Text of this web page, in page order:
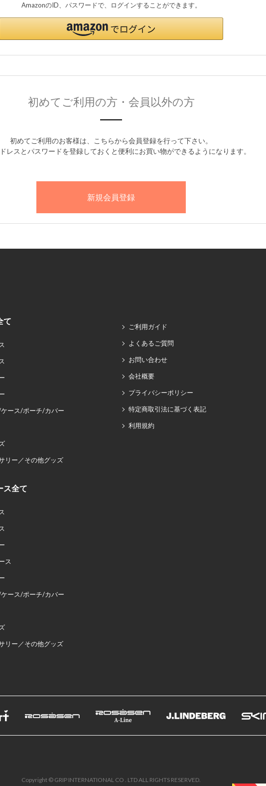
AmazonのID、パスワードで、ログインすることができます。
初めてご利用の方・会員以外の方
初めてご利用のお客様は、こちらから会員登録を行って下さい。
レスとパスワードを登録しておくと便利にお買い物ができるようになります。
て
ース/ポーチ/カバー
リー／その他グッズ
ス全て
ス
ース/ポーチ/カバー
リー／その他グッズ
ご利用ガイド
よくあるご質問
お問い合わせ
会社概要
プライバシーポリシー
特定商取引法に基づく表記
利用規約
Copyright © GRIP INTERNATIONAL CO . LTD ALL RIGHTS RESERVED.